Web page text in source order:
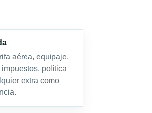
aérea, equipaje,
política
extra como